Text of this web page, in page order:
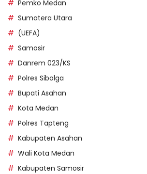
Pemko Medan
Sumatera Utara
(UEFA)
Samosir
Danrem 023/KS
Polres Sibolga
Bupati Asahan
Kota Medan
Polres Tapteng
Kabupaten Asahan
Wali Kota Medan
Kabupaten Samosir